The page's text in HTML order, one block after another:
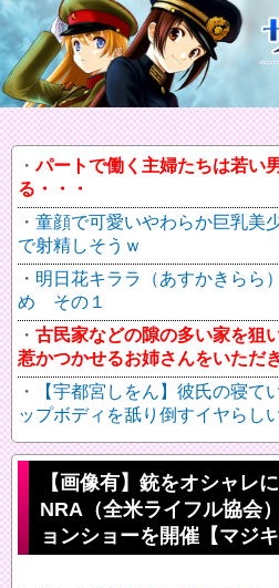
パートで働く主婦たちは若い
る・・・
童顔で可愛いやわらか巨乳美
で射精しそうｗ
明日花キララ（あすかきらら
め その１
古民家などの隙の多い家を狙
惹かつかせるお姉さんをいただ
【宇都宮しをん】彼氏の寝て
ップボディを舐り倒すイヤらし
【画像有】銃をオシャレ
NRA（全米ライフル協会
ョンショーを開催【マジキ